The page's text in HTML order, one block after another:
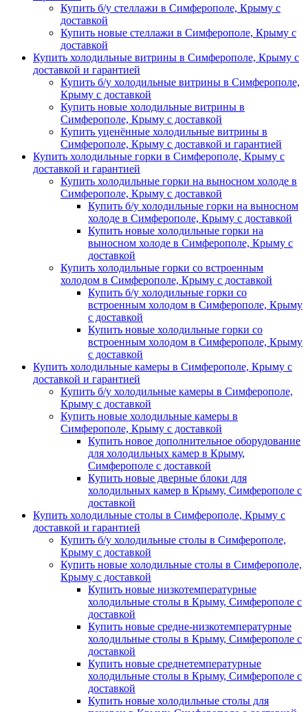
Купить б/у стеллажи в Симферополе, Крыму с
доставкой
Купить новые стеллажи в Симферополе, Крыму с
доставкой
Купить холодильные витрины в Симферополе, Крыму с
доставкой и гарантией
Купить б/у холодильные витрины в Симферополе,
Крыму с доставкой
Купить новые холодильные витрины в
Симферополе, Крыму с доставкой
Купить уценённые холодильные витрины в
Симферополе, Крыму с доставкой и гарантией
Купить холодильные горки в Симферополе, Крыму с
доставкой и гарантией
Купить холодильные горки на выносном холоде в
Симферополе, Крыму с доставкой
Купить б/у холодильные горки на выносном
холоде в Симферополе, Крыму с доставкой
Купить новые холодильные горки на
выносном холоде в Симферополе, Крыму с
доставкой
Купить холодильные горки со встроенным
холодом в Симферополе, Крыму с доставкой
Купить б/у холодильные горки со
встроенным холодом в Симферополе, Крыму
с доставкой
Купить новые холодильные горки со
встроенным холодом в Симферополе, Крыму
с доставкой
Купить холодильные камеры в Симферополе, Крыму с
доставкой и гарантией
Купить б/у холодильные камеры в Симферополе,
Крыму с доставкой
Купить новые холодильные камеры в
Симферополе, Крыму с доставкой
Купить новое дополнительное оборудование
для холодильных камер в Крыму,
Симферополе с доставкой
Купить новые дверные блоки для
холодильных камер в Крыму, Симферополе с
доставкой
Купить холодильные столы в Симферополе, Крыму с
доставкой и гарантией
Купить б/у холодильные столы в Симферополе,
Крыму с доставкой
Купить новые холодильные столы в Симферополе,
Крыму с доставкой
Купить новые низкотемпературные
холодильные столы в Крыму, Симферополе с
доставкой
Купить новые средне-низкотемпературные
холодильные столы в Крыму, Симферополе с
доставкой
Купить новые среднетемпературные
холодильные столы в Крыму, Симферополе с
доставкой
Купить новые холодильные столы для